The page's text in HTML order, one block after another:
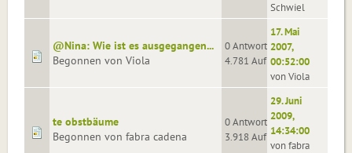
Schwiel
@Nina: Wie ist es ausgegangen...
Begonnen von Viola
0 Antworten
4.781 Aufrufe
17. Mai
2007,
00:52:00
von Viola
te obstbäume
Begonnen von fabra cadena
0 Antworten
3.918 Aufrufe
29. Juni
2009,
14:34:00
von fabra